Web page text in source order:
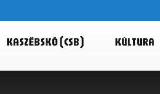
KASZËBSKÔ (CSB) KÙLTURA